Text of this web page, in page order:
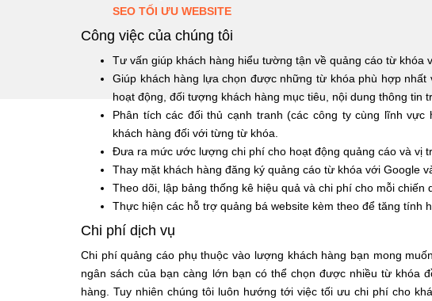
SEO TỐI ƯU WEBSITE
Công việc của chúng tôi
Tư vấn giúp khách hàng hiểu tường tận về quảng cáo từ khóa
Giúp khách hàng lựa chọn được những từ khóa phù hợp
hoạt động, đối tượng khách hàng mục tiêu, nội dung thông tin
Phân tích các đối thủ cạnh tranh (các công ty cùng lĩnh
khách hàng đối với từng từ khóa.
Đưa ra mức ước lượng chi phí cho hoạt động quảng cáo và vị
Thay mặt khách hàng đăng ký quảng cáo từ khóa với Google
Theo dõi, lập bảng thống kê hiệu quả và chi phí cho mỗi chiến
Thực hiện các hỗ trợ quảng bá website kèm theo để tăng tính
Chi phí dịch vụ
Chi phí quảng cáo phụ thuộc vào lượng khách hàng bạn mong
ngân sách của bạn càng lớn bạn có thể chọn được nhiều từ khóa
hàng. Tuy nhiên chúng tôi luôn hướng tới việc tối ưu chi phí cho